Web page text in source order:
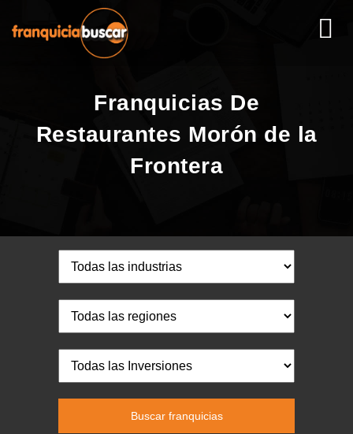
Franquicias De
Restaurantes Morón de la
Frontera